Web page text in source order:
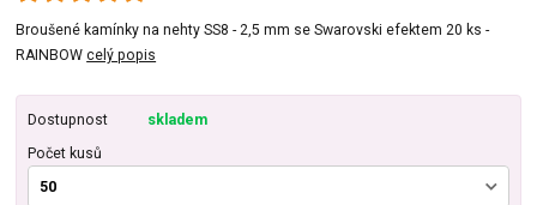
Broušené kamínky na nehty SS8 - 2,5 mm se Swarovski efektem 20 ks -
RAINBOWcelý popis
Dostupnost skladem
Počet kusů